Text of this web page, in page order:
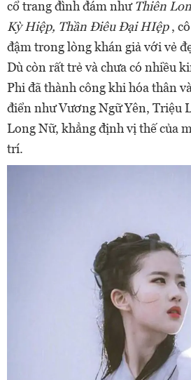
cổ trang đình đám nhưThiên
Kỳ Hiệp, Thần Điêu Đại HIệp,
đậm trong lòng khán giả với vẻ
Dù còn rất trẻ và chưa có nhiều
Phi đã thành công khi hóa thân
điển như Vương Ngữ Yên, Triệu
Long Nữ, khẳng định vị thế của
trí.